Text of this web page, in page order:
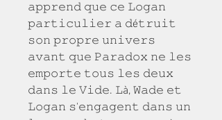
𝚊𝚙𝚙𝚛𝚎𝚗𝚍 𝚚𝚞𝚎 𝚌𝚎 𝙻𝚘𝚐𝚊𝚗
𝚙𝚊𝚛𝚝𝚒𝚌𝚞𝚕𝚒𝚎𝚛 𝚊 𝚍é𝚝𝚛𝚞𝚒𝚝
𝚜𝚘𝚗 𝚙𝚛𝚘𝚙𝚛𝚎 𝚞𝚗𝚒𝚟𝚎𝚛𝚜
𝚊𝚟𝚊𝚗𝚝 𝚚𝚞𝚎 𝙿𝚊𝚛𝚊𝚍𝚘𝚡 𝚗𝚎 𝚕𝚎𝚜
𝚎𝚖𝚙𝚘𝚛𝚝𝚎 𝚝𝚘𝚞𝚜 𝚕𝚎𝚜 𝚍𝚎𝚞𝚡
𝚍𝚊𝚗𝚜 𝚕𝚎 𝚅𝚒𝚍𝚎. 𝙻à, 𝚆𝚊𝚍𝚎 𝚎𝚝
𝙻𝚘𝚐𝚊𝚗 𝚜'𝚎𝚗𝚐𝚊𝚐𝚎𝚗𝚝 𝚍𝚊𝚗𝚜 𝚞𝚗